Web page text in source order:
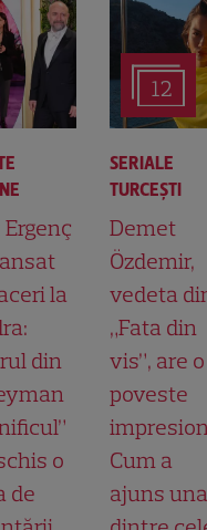
la
din
o
de
12
SERIALE
TURCEŞTI
Demet
Özdemir,
vedeta
„Fata din
vis”, are o
poveste
Cum a
ajuns una